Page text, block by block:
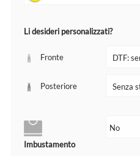
Li desideri personalizzati?
Fronte
Posteriore
Imbustamento